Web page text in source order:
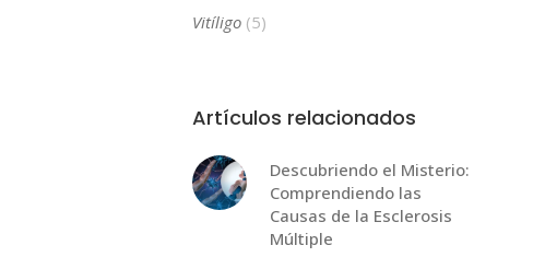
Vitíligo(5)
Artículos relacionados
Descubriendo el Misterio:
Comprendiendo las
Causas de la Esclerosis
Múltiple